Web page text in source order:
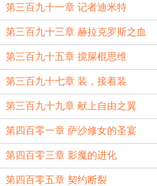
第三百九十一章 记者迪米特
第三百九十三章 赫拉克罗斯之血
第三百九十五章 搅屎棍思维
第三百九十七章 装，接着装
第三百九十九章 献上自由之翼
第四百零一章 萨沙修女的圣宴
第四百零三章 影魔的进化
第四百零五章 契约断裂